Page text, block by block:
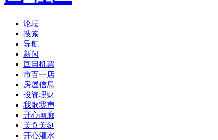
论坛
搜索
导航
新闻
回国机票
市百一店
房屋信息
投资理财
我歌我声
开心画廊
美食美刻
开心灌水